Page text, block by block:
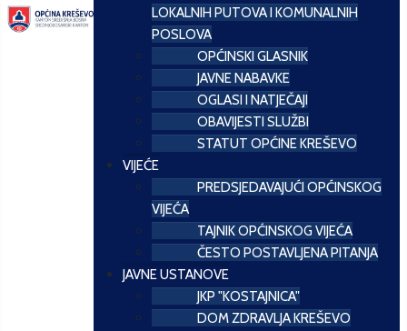
LOKALNIH PUTOVA I KOMUNALNIH
POSLOVA
OPĆINSKI GLASNIK
JAVNE NABAVKE
OGLASI I NATJEČAJI
OBAVIJESTI SLUŽBI
STATUT OPĆINE KREŠEVO
VIJEĆE
PREDSJEDAVAJUĆI OPĆINSKOG
VIJEĆA
TAJNIK OPĆINSKOG VIJEĆA
ČESTO POSTAVLJENA PITANJA
JAVNE USTANOVE
JKP "KOSTAJNICA"
DOM ZDRAVLJA KREŠEVO